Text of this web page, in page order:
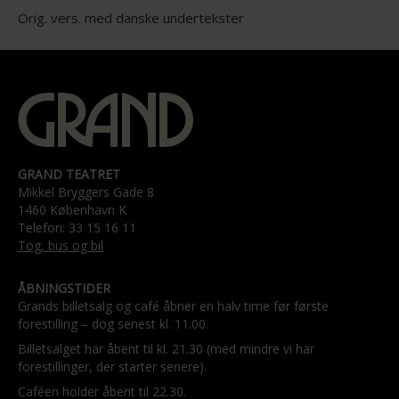
Orig. vers. med danske undertekster
GRAND TEATRET
Mikkel Bryggers Gade 8
1460 København K
Telefon: 33 15 16 11
Tog, bus og bil
ÅBNINGSTIDER
Grands billetsalg og café åbner en halv time før første
forestilling – dog senest kl. 11.00.
Billetsalget har åbent til kl. 21.30 (med mindre vi har
forestillinger, der starter senere).
Caféen holder åbent til 22.30.